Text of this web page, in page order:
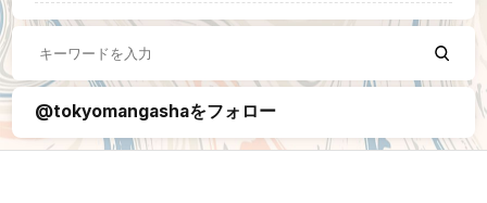
@tokyomangashaをフォロー